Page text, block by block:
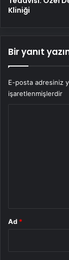
Kliniği
Bir yanıt
E-posta adresiniz
işaretlenmişlerdir
Ad *